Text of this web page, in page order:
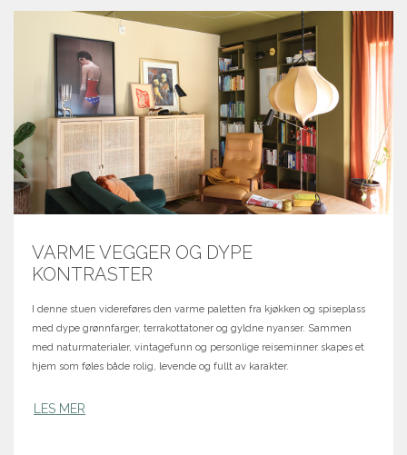
VARME VEGGER OG DYPE
KONTRASTER
I denne stuen videreføres den varme paletten fra kjøkken og spiseplass
med dype grønnfarger, terrakottatoner og gyldne nyanser. Sammen
med naturmaterialer, vintagefunn og personlige reiseminner skapes et
hjem som føles både rolig, levende og fullt av karakter.
LES MER